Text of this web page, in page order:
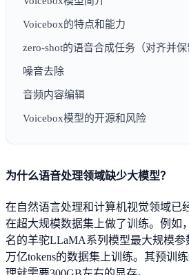
Voicebox的特点和能力
zero-shot的语音合成任务（对齐并保
噪音去除
音频内容编辑
Voicebox模型的开源和风险
为什么语音处理领域缺少大模型？
在自然语言处理和计算机视觉领域已
在超大规模数据集上做了训练。例如
名的羊驼LLaMA系列模型最大规模参
万亿tokens的数据集上训练。其预训